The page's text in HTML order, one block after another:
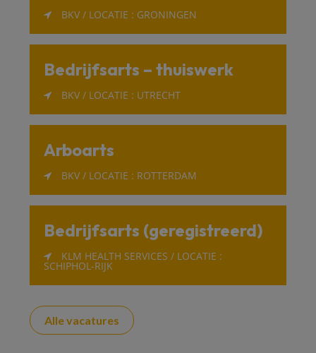
BKV / LOCATIE : GRONINGEN
Bedrijfsarts – thuiswerk
BKV / LOCATIE : UTRECHT
Arboarts
BKV / LOCATIE : ROTTERDAM
Bedrijfsarts (geregistreerd)
KLM HEALTH SERVICES / LOCATIE :
SCHIPHOL-RIJK
Alle vacatures